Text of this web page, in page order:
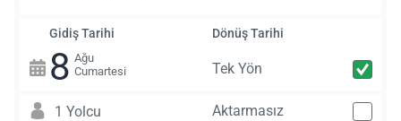
Gidiş Tarihi
8 Ağu
Cumartesi
Dönüş Tarihi
Tek Yön
1 Yolcu Aktarmasız